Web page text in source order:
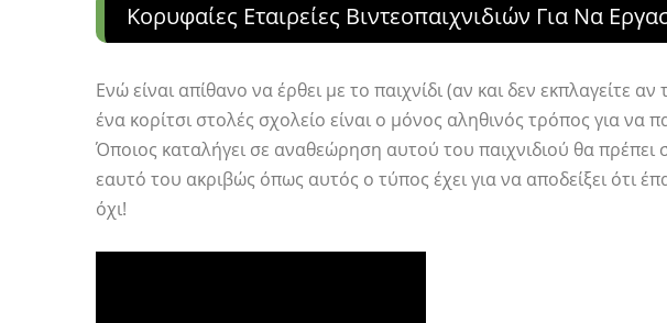
Κορυφαίες Εταιρείες Βιντεοπαιχνιδιών Για Να
Ενώ είναι απίθανο να έρθει με το παιχνίδι (αν και δεν εκπλαγείτε
ένα κορίτσι στολές σχολείο είναι ο μόνος αληθινός τρόπος για να
Όποιος καταλήγει σε αναθεώρηση αυτού του παιχνιδιού θα πρέπει
εαυτό του ακριβώς όπως αυτός ο τύπος έχει για να αποδείξει ότι
όχι!